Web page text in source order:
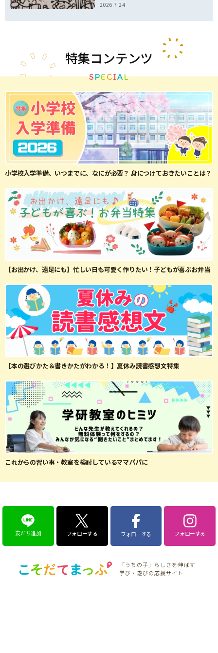
2026.7.24
特集コンテンツ
SPECIAL
小学校入学準備、いつまでに、なにが必要？ 身につけておきたいことは？
【お出かけ、遠足にも】忙しい日も可愛く作りたい！子どもが喜ぶお弁当
【本の選びかた＆書きかたがわかる！】夏休み読書感想文特集
これからの習い事・教室を検討しているママパパに
友だち追加 フォローする フォローする フォローする
「うちの子」らしさを伸ばす
学び・遊びの応援サイト